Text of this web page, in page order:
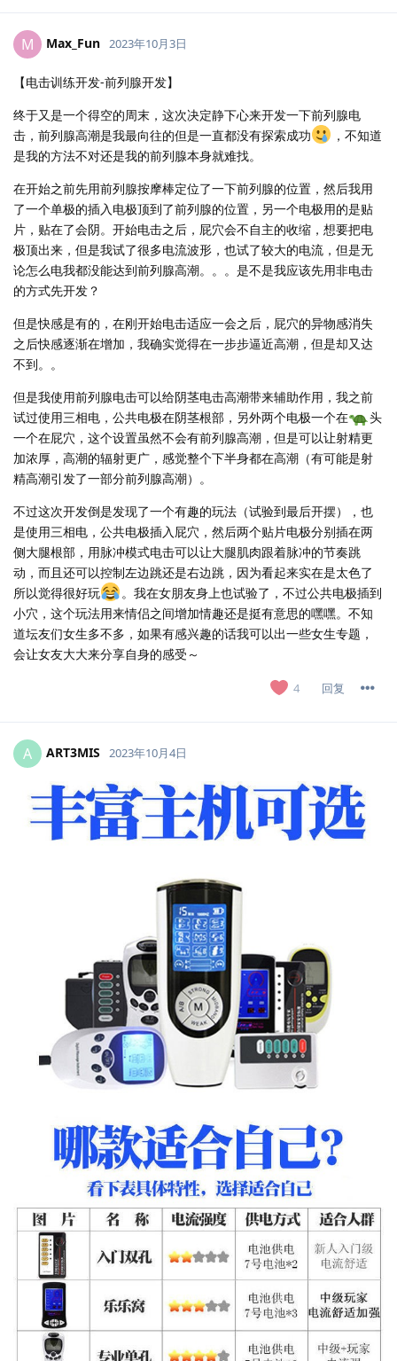
M Max_Fun 2023年10月3日
【电击训练开发-前列腺开发】
终于又是一个得空的周末，这次决定静下心来开发一下前列腺电
击，前列腺高潮是我最向往的但是一直都没有探索成功
，不知道
是我的方法不对还是我的前列腺本身就难找。
在开始之前先用前列腺按摩棒定位了一下前列腺的位置，然后我用
了一个单极的插入电极顶到了前列腺的位置，另一个电极用的是贴
片，贴在了会阴。开始电击之后，屁穴会不自主的收缩，想要把电
极顶出来，但是我试了很多电流波形，也试了较大的电流，但是无
论怎么电我都没能达到前列腺高潮。。。是不是我应该先用非电击
的方式先开发？
但是快感是有的，在刚开始电击适应一会之后，屁穴的异物感消失
之后快感逐渐在增加，我确实觉得在一步步逼近高潮，但是却又达
不到。。
但是我使用前列腺电击可以给阴茎电击高潮带来辅助作用，我之前
试过使用三相电，公共电极在阴茎根部，另外两个电极一个在
头
一个在屁穴，这个设置虽然不会有前列腺高潮，但是可以让射精更
加浓厚，高潮的辐射更广，感觉整个下半身都在高潮（有可能是射
精高潮引发了一部分前列腺高潮）。
不过这次开发倒是发现了一个有趣的玩法（试验到最后开摆），也
是使用三相电，公共电极插入屁穴，然后两个贴片电极分别插在两
侧大腿根部，用脉冲模式电击可以让大腿肌肉跟着脉冲的节奏跳
动，而且还可以控制左边跳还是右边跳，因为看起来实在是太色了
所以觉得很好玩
。我在女朋友身上也试验了，不过公共电极插到
小穴，这个玩法用来情侣之间增加情趣还是挺有意思的嘿嘿。不知
道坛友们女生多不多，如果有感兴趣的话我可以出一些女生专题，
会让女友大大来分享自身的感受～
4 回复
A ART3MIS 2023年10月4日